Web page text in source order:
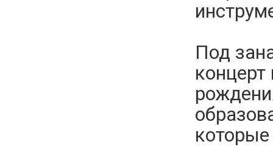
Под
которые